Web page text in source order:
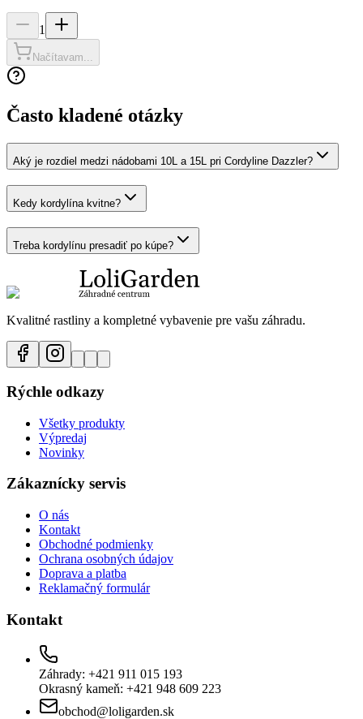
1
Načítavam...
Často kladené otázky
Aký je rozdiel medzi nádobami 10L a 15L pri Cordyline Dazzler?
Kedy kordylína kvitne?
Treba kordylínu presadiť po kúpe?
Kvalitné rastliny a kompletné vybavenie pre vašu záhradu.
Rýchle odkazy
Všetky produkty
Výpredaj
Novinky
Zákaznícky servis
O nás
Kontakt
Obchodné podmienky
Ochrana osobných údajov
Doprava a platba
Reklamačný formulár
Kontakt
Záhrady: +421 911 015 193
Okrasný kameň: +421 948 609 223
obchod@loligarden.sk